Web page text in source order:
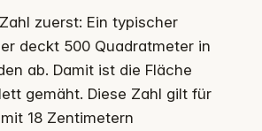
zuerst: Ein typischer
deckt 500 Quadratmeter in
ab. Damit ist die Fläche
gemäht. Diese Zahl gilt für
18 Zentimetern